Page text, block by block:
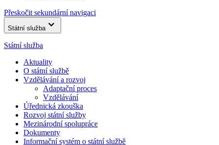
Přeskočit sekundární navigaci
Státní služba
Státní služba
Aktuality
O státní službě
Vzdělávání a rozvoj
Adaptační proces
Vzdělávání
Úřednická zkouška
Rozvoj státní služby
Mezinárodní spolupráce
Dokumenty
Informační systém o státní službě